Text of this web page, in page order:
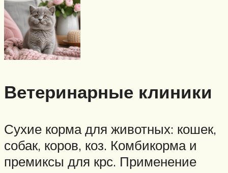
Ветеринарные клиники
Сухие корма для животных: кошек,
собак, коров, коз. Комбикорма и
премиксы для крс. Применение